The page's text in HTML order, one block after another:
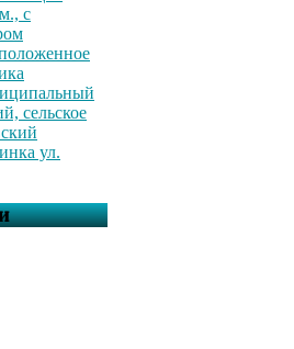
с
сельское
ул.